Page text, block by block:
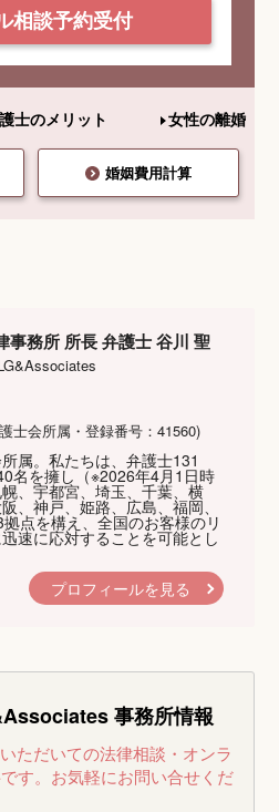
相談予約受付
士のメリット 女性の離婚
婚姻費用計算
事務所 所長 弁護士 谷川 聖
士会所属・登録番号：41560)
属。私たちは、弁護士131
名を擁し（※2026年4月1日時
、宇都宮、埼玉、千葉、横
、神戸、姫路、広島、福岡、
点を構え、全国のお客様のリ
速に応対することを可能とし
プロフィールを見る
事務所情報
ただいての法律相談・オンラ
す。 お気軽にお問い合せくだ